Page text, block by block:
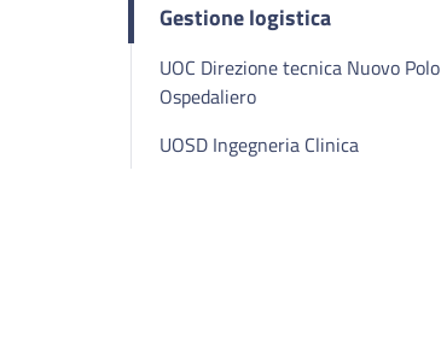
Gestione logistica
UOC Direzione tecnica Nuovo Polo
Ospedaliero
UOSD Ingegneria Clinica